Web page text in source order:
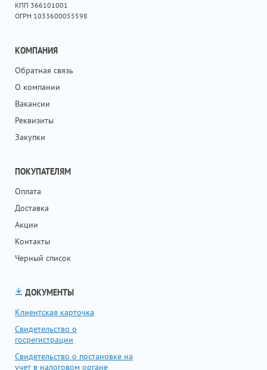
КПП 366101001
ОГРН 1033600055598
КОМПАНИЯ
Обратная связь
О компании
Вакансии
Реквизиты
Закупки
ПОКУПАТЕЛЯМ
Оплата
Доставка
Акции
Контакты
Черный список
ДОКУМЕНТЫ
Клиентская карточка
Свидетельство о
госрегистрации
Свидетельство о постановке на
учет в налоговом органе